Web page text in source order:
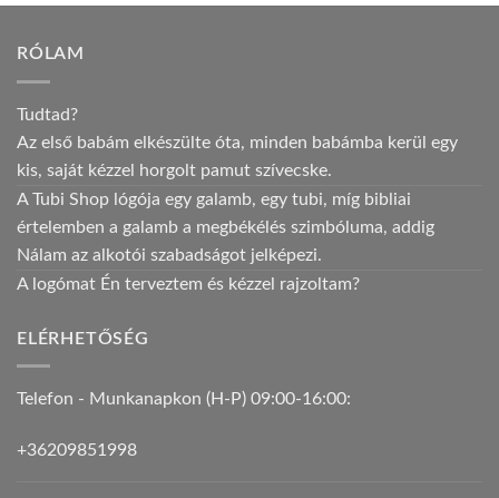
RÓLAM
Tudtad?
Az első babám elkészülte óta, minden babámba kerül egy
kis, saját kézzel horgolt pamut szívecske.
A Tubi Shop lógója egy galamb, egy tubi, míg bibliai
értelemben a galamb a megbékélés szimbóluma, addig
Nálam az alkotói szabadságot jelképezi.
A logómat Én terveztem és kézzel rajzoltam?
ELÉRHETŐSÉG
Telefon - Munkanapkon (H-P) 09:00-16:00:
+36209851998